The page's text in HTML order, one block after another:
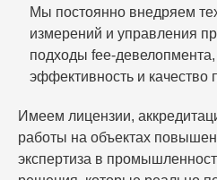
Мы постоянно внедряем
измерений и управления
подходы fee-
эффективность и качество
Имеем лицензии,
работы на объектах
экспертиза в